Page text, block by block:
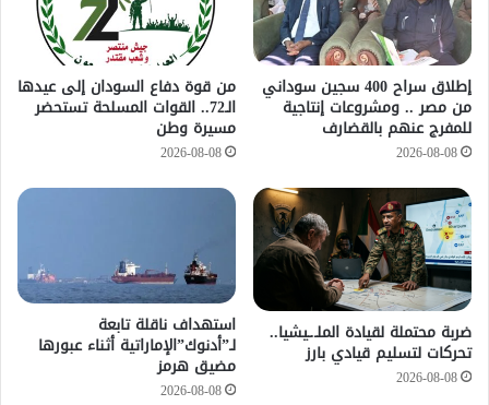
إطلاق سراح 400 سجين سوداني
من مصر .. ومشروعات إنتاجية
للمفرج عنهم بالقضارف
2026-08-08
من قوة دفاع السودان إلى عيدها
الـ72.. القوات المسلحة تستحضر
مسيرة وطن
2026-08-08
ضربة محتملة لقيادة الملـ.ـيشيا..
تحركات لتسليم قيادي بارز
2026-08-08
استهداف ناقلة تابعة
لـ”أدنوك”الإماراتية أثناء عبورها
مضيق هرمز
2026-08-08